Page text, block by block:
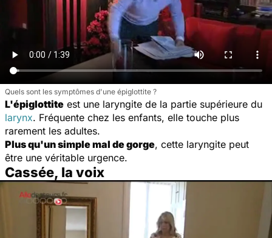
Quels sont les symptômes d'une épiglottite ?
L'épiglottite est une laryngite de la partie supérieure du
larynx. Fréquente chez les enfants, elle touche plus
rarement les adultes.
Plus qu'un simple mal de gorge, cette laryngite peut
être une véritable urgence.
Cassée, la voix